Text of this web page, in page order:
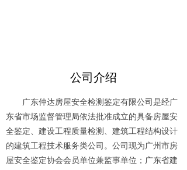
公司介绍
广东仲达房屋安全检测鉴定有限公司是经广
东省市场监督管理局依法批准成立的具备房屋安
全鉴定、建设工程质量检测、建筑工程结构设计
的建筑工程技术服务类公司。公司现为广州市房
屋安全鉴定协会会员单位兼监事单位；广东省建